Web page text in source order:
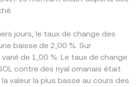
jours, le taux de change des
baisse de 2,00 %. Sur
de 1,00 %. Le taux de change
contre des riyal omanais était
valeur la plus basse au cours des